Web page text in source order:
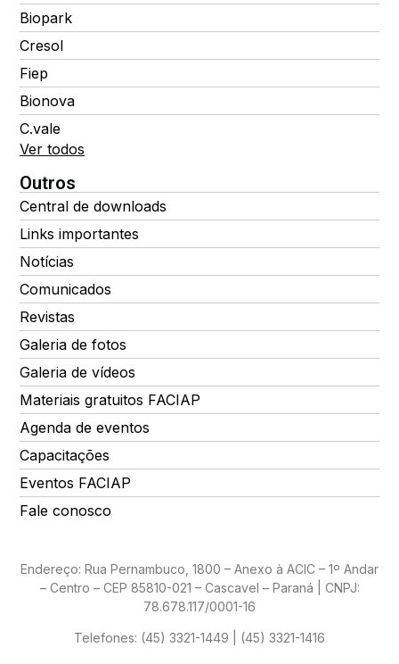
Biopark
Cresol
Fiep
Bionova
C.vale
Ver todos
Outros
Central de downloads
Links importantes
Notícias
Comunicados
Revistas
Galeria de fotos
Galeria de vídeos
Materiais gratuitos FACIAP
Agenda de eventos
Capacitações
Eventos FACIAP
Fale conosco
Endereço: Rua Pernambuco, 1800 – Anexo à ACIC – 1º Andar
– Centro – CEP 85810-021 – Cascavel – Paraná | CNPJ:
78.678.117/0001-16
Telefones: (45) 3321-1449 | (45) 3321-1416